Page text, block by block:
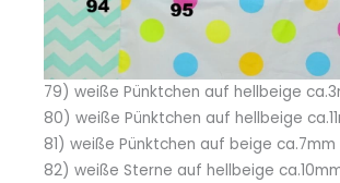
79) weiße Pünktchen auf hellbeige
80) weiße Pünktchen auf hellbeige
81) weiße Pünktchen auf beige ca.7mm
82) weiße Sterne auf hellbeige